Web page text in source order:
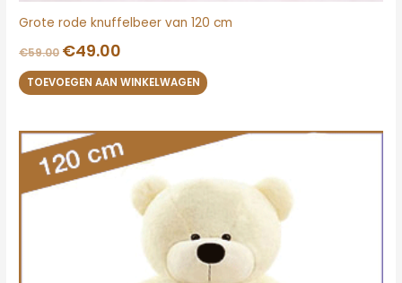
Grote rode knuffelbeer van 120 cm
€59.00 €49.00
TOEVOEGEN AAN WINKELWAGEN
Oorspronkelijke
prijs
was:
€59.95.
prijs
is:
€49.95.